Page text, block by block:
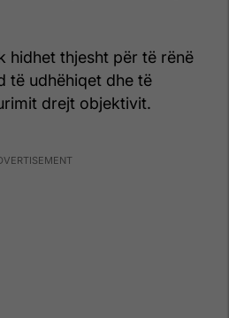
hidhet thjesht për të rënë
të udhëhiqet dhe të
drejt objektivit.